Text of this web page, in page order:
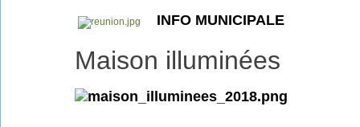
INFO MUNICIPALE
Maison illuminées